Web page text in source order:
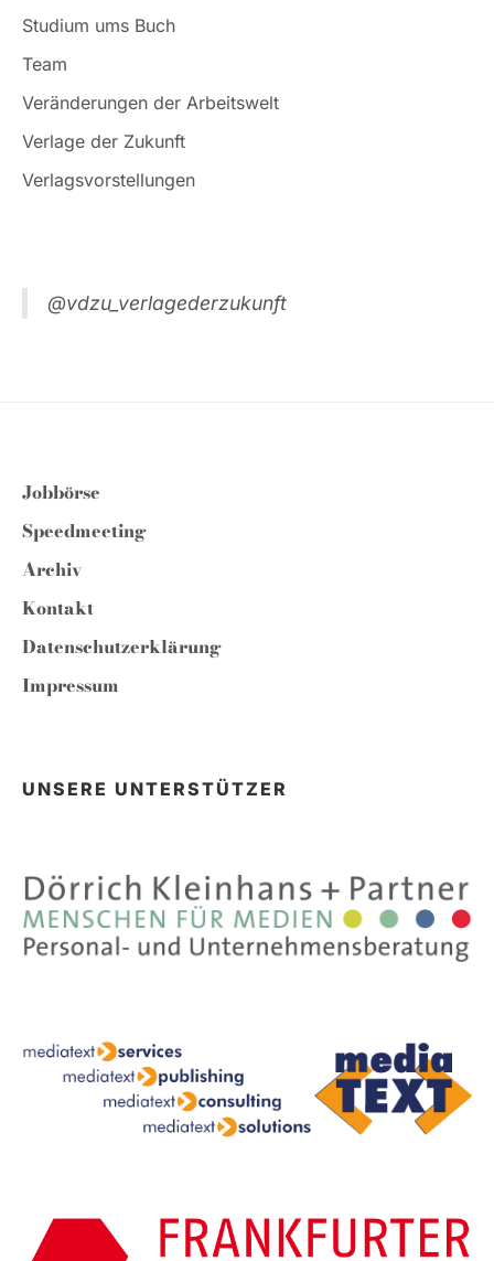
Studium ums Buch
Team
Veränderungen der Arbeitswelt
Verlage der Zukunft
Verlagsvorstellungen
@vdzu_verlagederzukunft
Jobbörse
Speedmeeting
Archiv
Kontakt
Datenschutzerklärung
Impressum
UNSERE UNTERSTÜTZER